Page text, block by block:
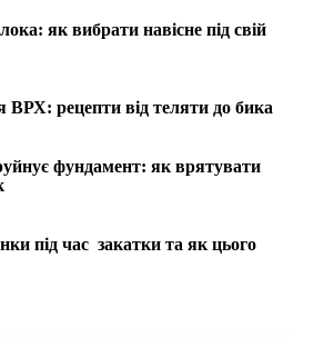
як вибрати навісне під свій
рецепти від теляти до бика
фундамент: як врятувати
під час закатки та як цього